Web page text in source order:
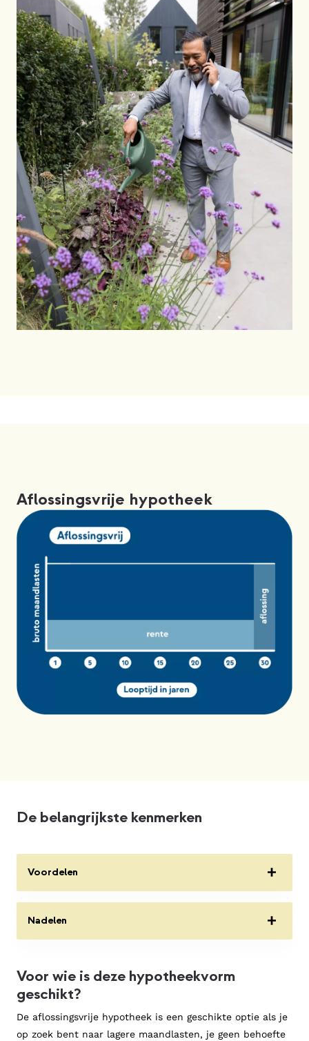
Aflossingsvrije hypotheek
De belangrijkste kenmerken
Voordelen
Nadelen
je rente blijft betalen zonder dat de schuld
minder wordt.
Risico op een restschuld aan het einde van de
looptijd.
Voor wie is deze hypotheekvorm
geschikt?
De aflossingsvrije hypotheek is een geschikte optie als je
op zoek bent naar lagere maandlasten, je geen behoefte